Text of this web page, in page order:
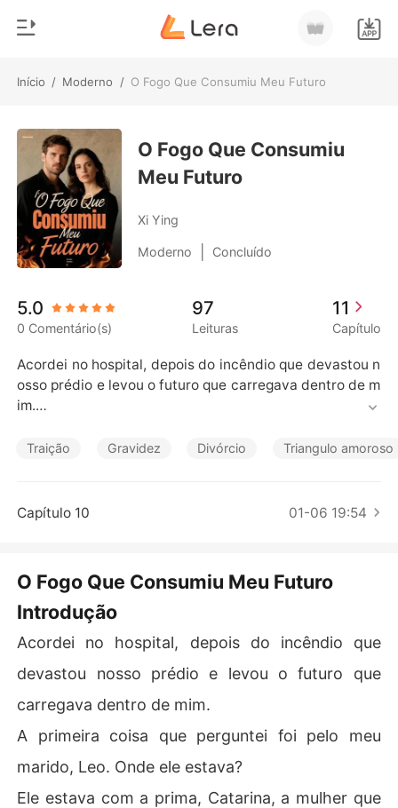
Início / Moderno / O Fogo Que Consumiu Meu Futuro
Loja
Histórico
Sair
Baixar App
Gênero
Moderno
Lobisomem
Contos
Bilionários
Contos Curtos
O Fogo Que Consumiu
Meu Futuro
Xi Ying
Moderno Concluído
5.0
0 Comentário(s)
97
Leituras
11
Capítulo
Acordei no hospital, depois do incêndio que devastou n
osso prédio e levou o futuro que carregava dentro de m
im.
A primeira coisa que perguntei foi pelo meu marido, Leo.
Ele estava com a prima, Catarina, a mulher que ele sem
a casa dela, pois "a situação dela era muito pior".
atarina.
a.
minha mãe, dizendo para eu "parar com o drama".
Traição Gravidez Divórcio Triangulo amoroso
Capítulo 10 01-06 19:54
O Fogo Que Consumiu Meu Futuro
Introdução
Acordei no hospital, depois do incêndio que
devastou nosso prédio e levou o futuro que
carregava dentro de mim.
A primeira coisa que perguntei foi pelo meu
marido, Leo. Onde ele estava?
Ele estava com a prima, Catarina, a mulher que